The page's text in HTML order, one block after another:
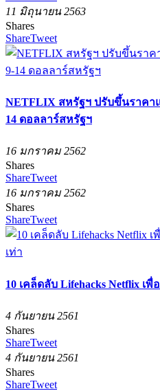
11 มิถุนายน 2563
Shares
ShareTweet
NETFLIX สหรัฐฯ ปรับขึ้นราคาแ
14 ดอลลาร์สหรัฐฯ
16 มกราคม 2562
Shares
ShareTweet
16 มกราคม 2562
Shares
ShareTweet
10 เคล็ดลับ Lifehacks Netflix
4 กันยายน 2561
Shares
ShareTweet
4 กันยายน 2561
Shares
ShareTweet